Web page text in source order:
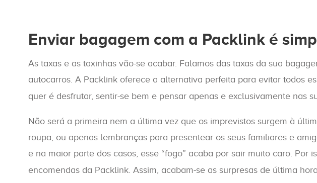
Enviar bagagem com a Packlink é
As taxas e as taxinhas vão-se acabar. Falamos das taxas da sua
autocarros. A Packlink oferece a alternativa perfeita para evitar todos
quer é desfrutar, sentir-se bem e pensar apenas e exclusivamente nas
Não será a primeira nem a última vez que os imprevistos surgem à
roupa, ou apenas lembranças para presentear os seus familiares e
e na maior parte dos casos, esse “fogo” acaba por sair muito caro. Por
encomendas da Packlink. Assim, acabam-se as surpresas de última